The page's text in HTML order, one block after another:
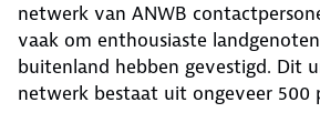
netwerk van ANWB
vaak om enthousiaste
buitenland hebben gevestigd. Dit
netwerk bestaat uit ongeveer 500